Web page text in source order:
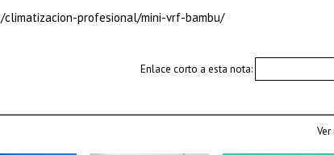
profesional/mini-vrf-bambu/
Enlace corto a esta nota: